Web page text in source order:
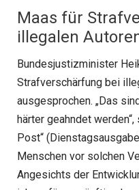
Maas für
illegalen
Bundesjustizminister
Strafverschärfung bei
ausgesprochen. „Das
härter geahndet
Post“
Menschen vor solchen
Angesichts der